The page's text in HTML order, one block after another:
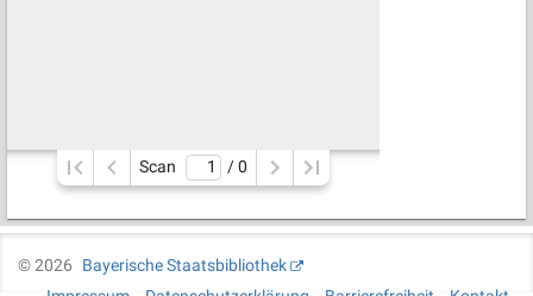
Scan / 0
©2026
Bayerische Staatsbibliothek